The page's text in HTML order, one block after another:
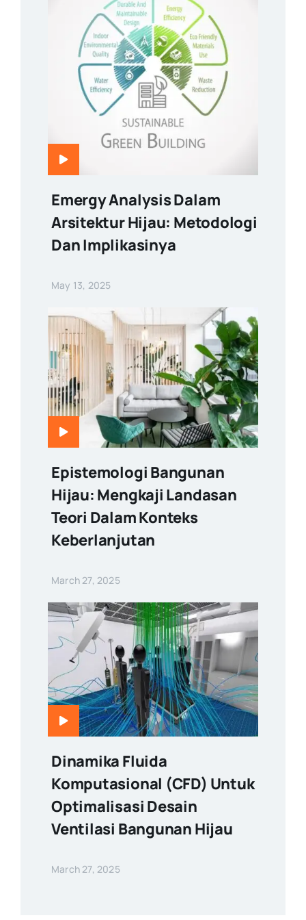
Emergy Analysis Dalam
Arsitektur Hijau: Metodologi
Dan Implikasinya
May 13, 2025
Epistemologi Bangunan
Hijau: Mengkaji Landasan
Teori Dalam Konteks
Keberlanjutan
March 27, 2025
Dinamika Fluida
Komputasional (CFD) Untuk
Optimalisasi Desain
Ventilasi Bangunan Hijau
March 27, 2025